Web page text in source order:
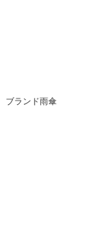
ブランド雨傘